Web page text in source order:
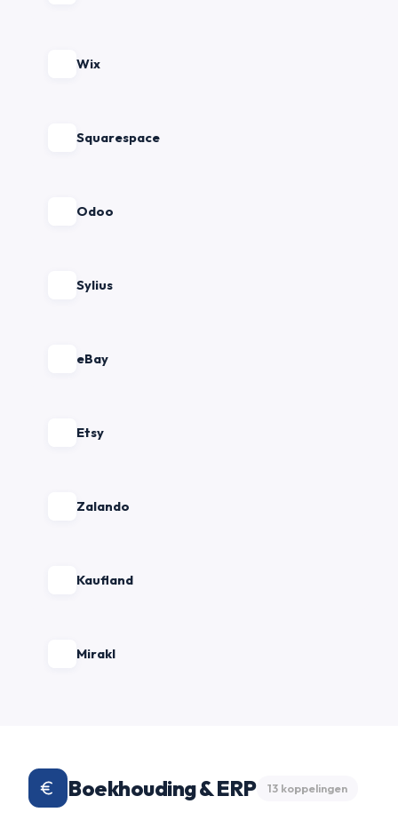
Wix
Squarespace
Odoo
Sylius
eBay
Etsy
Zalando
Kaufland
Mirakl
Boekhouding & ERP 13 koppelingen